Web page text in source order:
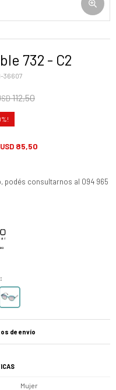
732 - C2
36607
112,50
USD 85,50
podés consultarnos al 094 965
de envío
Mujer